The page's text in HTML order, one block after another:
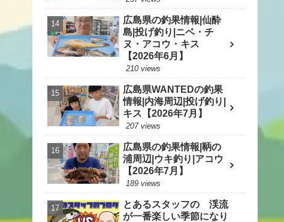
広島県の釣果情報|仙酔
島|投げ釣り|ニベ・チ
ヌ・アコウ・キス
【2026年6月】
210 views
広島県WANTEDの釣果
情報|内海周辺|投げ釣り|
キス【2026年7月】
207 views
広島県の釣果情報|鞆の
浦周辺|ウキ釣り|アコウ
【2026年7月】
189 views
とあるスタッフの 渓流
が一番楽しい季節になり